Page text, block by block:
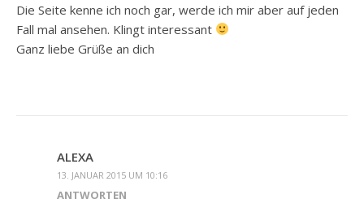
Die Seite kenne ich noch gar, werde ich mir aber auf jeden
Fall mal ansehen. Klingt interessant
Ganz liebe Grüße an dich
ALEXA
13. JANUAR 2015 UM 10:16
ANTWORTEN